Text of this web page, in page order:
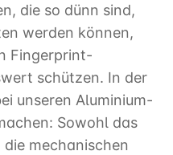
die so dünn sind,
werden können,
Fingerprint-
schützen. In der
unseren Aluminium-
Sowohl das
mechanischen